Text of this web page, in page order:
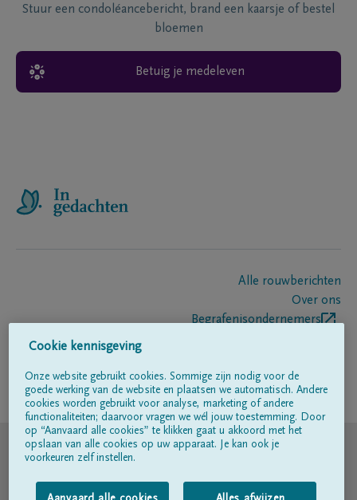
Stuur een condoléancebericht, brand een kaarsje of bestel
bloemen
Betuig je medeleven
Alle rouwberichten
Over ons
Begrafenisondernemers
Volg ons op
© DELA
Gebruiksvoorwaarden
Cookie kennisgeving
Onze website gebruikt cookies. Sommige zijn nodig voor de
goede werking van de website en plaatsen we automatisch. Andere
cookies worden gebruikt voor analyse, marketing of andere
functionaliteiten; daarvoor vragen we wél jouw toestemming. Door
op “Aanvaard alle cookies” te klikken gaat u akkoord met het
opslaan van alle cookies op uw apparaat. Je kan ook je
voorkeuren zelf instellen.